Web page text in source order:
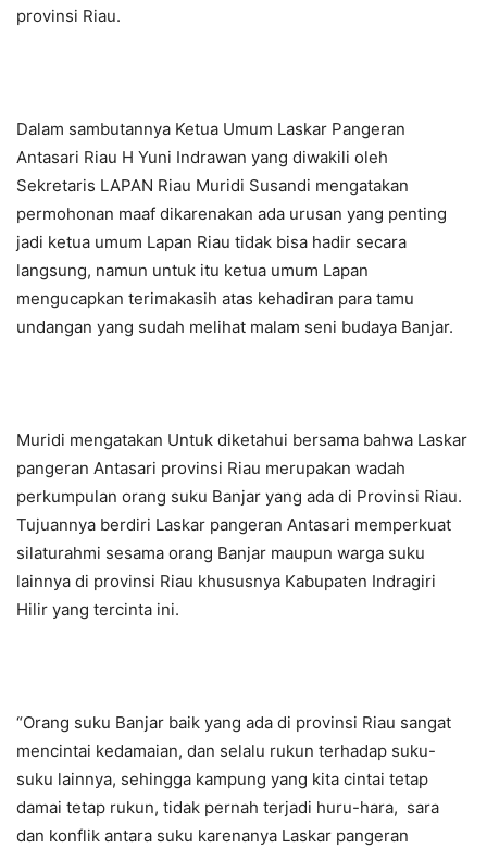
provinsi Riau.
Dalam sambutannya Ketua Umum Laskar Pangeran
Antasari Riau H Yuni Indrawan yang diwakili oleh
Sekretaris LAPAN Riau Muridi Susandi mengatakan
permohonan maaf dikarenakan ada urusan yang penting
jadi ketua umum Lapan Riau tidak bisa hadir secara
langsung, namun untuk itu ketua umum Lapan
mengucapkan terimakasih atas kehadiran para tamu
undangan yang sudah melihat malam seni budaya Banjar.
Muridi mengatakan Untuk diketahui bersama bahwa Laskar
pangeran Antasari provinsi Riau merupakan wadah
perkumpulan orang suku Banjar yang ada di Provinsi Riau.
Tujuannya berdiri Laskar pangeran Antasari memperkuat
silaturahmi sesama orang Banjar maupun warga suku
lainnya di provinsi Riau khususnya Kabupaten Indragiri
Hilir yang tercinta ini.
“Orang suku Banjar baik yang ada di provinsi Riau sangat
mencintai kedamaian, dan selalu rukun terhadap suku-
suku lainnya, sehingga kampung yang kita cintai tetap
damai tetap rukun, tidak pernah terjadi huru-hara, sara
dan konflik antara suku karenanya Laskar pangeran